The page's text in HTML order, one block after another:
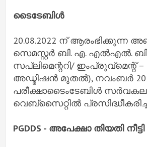
ടൈടേബിൾ
20.08.2022 ന് ആരംഭിക്കുന്ന
സെമസ്റ്റർ ബി. എ. എൽഎൽ.
സപ്ലിമെന്ററി/ ഇംപ്രൂവ്മെന്റ് –
അഡ്മിഷൻ മുതൽ), നവംബർ
പരീക്ഷാടൈംടേബിൾ
വെബ്സൈറ്റിൽ
PGDDS - അപേക്ഷാ തിയതി നീട്ടി